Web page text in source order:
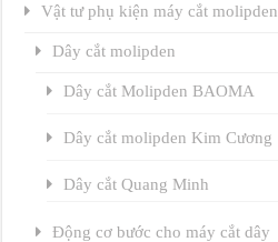
Vật tư phụ kiện máy cắt molipden
Dây cắt molipden
Dây cắt Molipden BAOMA
Dây cắt molipden Kim Cương
Dây cắt Quang Minh
Động cơ bước cho máy cắt dây